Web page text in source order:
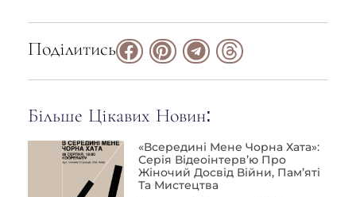
Поділитись
Більше Цікавих Новин:
«Всередині Мене Чорна Хата»:
Серія Відеоінтерв’ю Про
Жіночий Досвід Війни, Пам’яті
Та Мистецтва